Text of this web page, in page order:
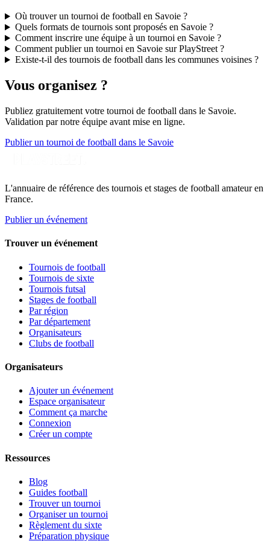
Où trouver un tournoi de football en Savoie ?
Quels formats de tournois sont proposés en Savoie ?
Comment inscrire une équipe à un tournoi en Savoie ?
Comment publier un tournoi en Savoie sur PlayStreet ?
Existe-t-il des tournois de football dans les communes voisines ?
Vous organisez ?
Publiez gratuitement votre tournoi de football dans le Savoie.
Validation par notre équipe avant mise en ligne.
Publier un tournoi de football dans le Savoie
L'annuaire de référence des tournois et stages de football amateur en
France.
Publier un événement
Trouver un événement
Tournois de football
Tournois de sixte
Tournois futsal
Stages de football
Par région
Par département
Organisateurs
Clubs de football
Organisateurs
Ajouter un événement
Espace organisateur
Comment ça marche
Connexion
Créer un compte
Ressources
Blog
Guides football
Trouver un tournoi
Organiser un tournoi
Règlement du sixte
Préparation physique